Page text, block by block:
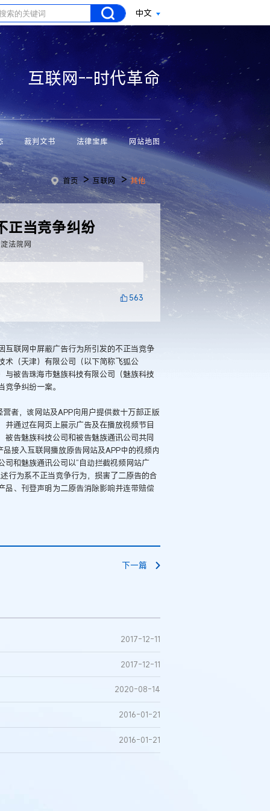
中文
互联网--时代革命
裁判文书 法律宝库 网站地图
开发合同纠纷案
首页 >互联网 >其他
正当竞争纠纷
法院网
563
互联网中屏蔽广告行为所引发的不正当竞争
术（天津）有限公司（以下简称飞狐公
被告珠海市魅族科技有限公司（魅族科技
争纠纷一案。
者，该网站及APP向用户提供数十万部正版
通过在网页上展示广告及在播放视频节目
告魅族科技公司和被告魅族通讯公司共同
接入互联网播放原告网站及APP中的视频内
和魅族通讯公司以“自动拦截视频网站广
行为系不正当竞争行为，损害了二原告的合
品、刊登声明为二原告消除影响并连带赔偿
下一篇
2017-12-11
2017-12-11
2020-08-14
2016-01-21
2016-01-21